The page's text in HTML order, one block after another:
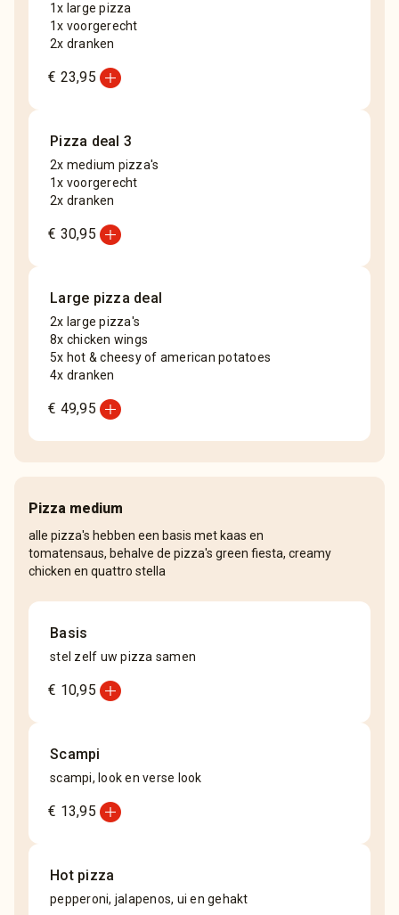
1x large pizza
1x voorgerecht
2x dranken
€ 23,95 add_circle
Pizza deal 3
2x medium pizza's
1x voorgerecht
2x dranken
€ 30,95 add_circle
Large pizza deal
2x large pizza's
8x chicken wings
5x hot & cheesy of american potatoes
4x dranken
€ 49,95 add_circle
Pizza medium
alle pizza's hebben een basis met kaas en
tomatensaus, behalve de pizza's green fiesta, creamy
chicken en quattro stella
Basis
stel zelf uw pizza samen
€ 10,95 add_circle
Scampi
scampi, look en verse look
€ 13,95 add_circle
Hot pizza
pepperoni, jalapenos, ui en gehakt